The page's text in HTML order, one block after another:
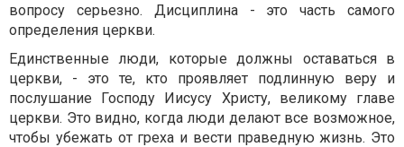
вопросу серьезно. Дисциплина - это часть самого
определения церкви.
Единственные люди, которые должны оставаться в
церкви, - это те, кто проявляет подлинную веру и
послушание Господу Иисусу Христу, великому главе
церкви. Это видно, когда люди делают все возможное,
чтобы убежать от греха и вести праведную жизнь. Это